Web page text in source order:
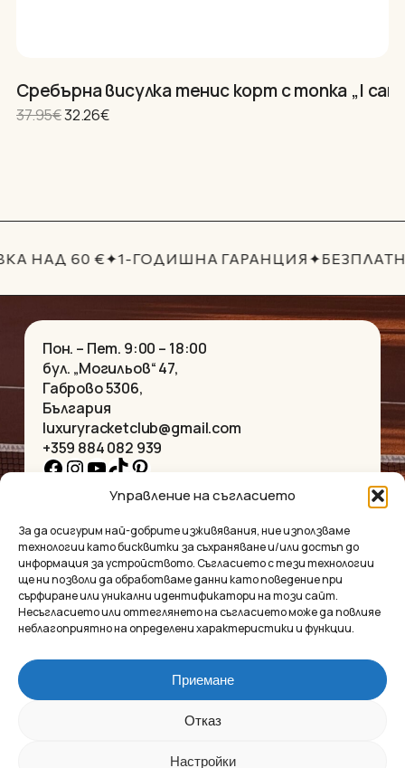
Управление на съгласието
За да осигурим най-добрите изживявания, ние използваме
технологии като бисквитки за съхраняване и/или достъп до
информация за устройството. Съгласието с тези технологии
ще ни позволи да обработваме данни като поведение при
сърфиране или уникални идентификатори на този сайт.
Несъгласието или оттеглянето на съгласието може да повлияе
неблагоприятно на определени характеристики и функции.
Приемане
Отказ
Настройки
Сребърна висулка тенис корт с топка „I can“
37.95€Original price was: 37.95€.
32.26€Текущата цена е: 32.26€.
НАД 60 € ✦1-ГОДИШНА ГАРАНЦИЯ ✦
Пон. – Пет. 9:00 – 18:00
бул. „Могильов“ 47,
Габрово 5306,
България
luxuryracketclub@gmail.com
+359 884 082 939
Facebook
Instagram
YouTube
TikTok
Pinterest
НАЧАЛО
ЗА НАС
МАГАЗИНЪТ
КОНТАКТ
КОЛЕКЦИИ
КОЛИЕТА
ГРИВНИ
ВИСУЛКИ
ОБЕЦИ
АКСЕСОАРИ
ПОВЕРИТЕЛНОСТ
УСЛОВИЯ
Luxury Racket Club
©2025